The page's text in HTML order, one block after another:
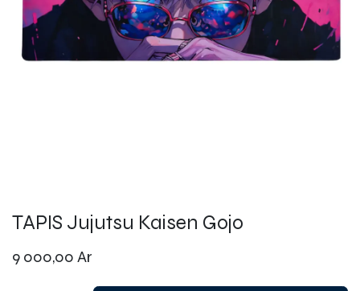
TAPIS Jujutsu Kaisen Gojo
9 000,00 Ar